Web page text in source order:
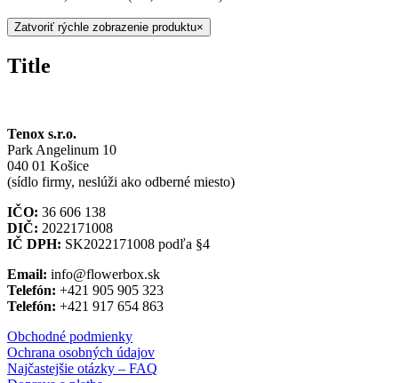
Zatvoriť rýchle zobrazenie produktu×
Title
Tenox s.r.o.
Park Angelinum 10
040 01 Košice
(sídlo firmy, neslúži ako odberné miesto)
IČO: 36 606 138
DIČ: 2022171008
IČ DPH: SK2022171008 podľa §4
Email: info@flowerbox.sk
Telefón: +421 905 905 323
Telefón: +421 917 654 863
Obchodné podmienky
Ochrana osobných údajov
Najčastejšie otázky – FAQ